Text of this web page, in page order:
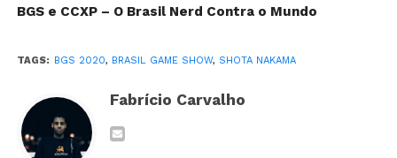
com apresentações comorquestras
bandasreproduzindo trilhas sonoras de videogames.
BGS e CCXP – O Brasil Nerd Contra o Mundo
TAGS: BGS 2020, BRASIL GAME SHOW, SHOTA NAKAMA
Fabrício Carvalho